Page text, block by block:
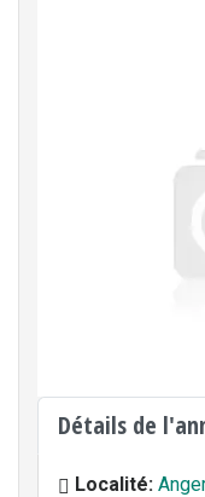
Détails de
Localité: